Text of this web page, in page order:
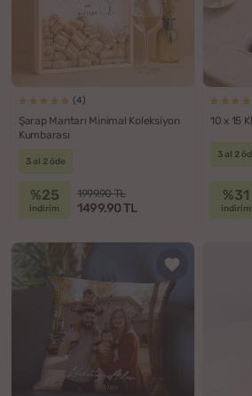
(4)
Şarap Mantarı Minimal Koleksiyon
Kumbarası
3 al 2 öde
%25
indirim
1999.90 TL
1499.90 TL
10 x 15
3 al 2
%31
indirim